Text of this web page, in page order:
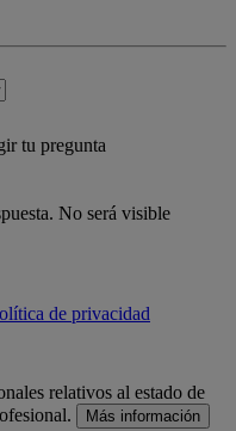
tu pregunta
No será visible
de privacidad
relativos al estado de
Más información